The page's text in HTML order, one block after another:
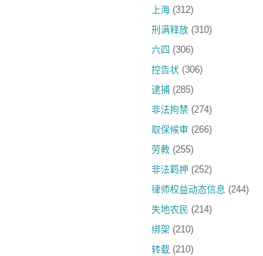
上海 (312)
刑满释放 (310)
六四 (306)
控告状 (306)
逮捕 (285)
非法拘禁 (274)
取保候审 (266)
劳教 (255)
非法羁押 (252)
律师权益动态信息 (244)
失地农民 (214)
绑架 (210)
转载 (210)